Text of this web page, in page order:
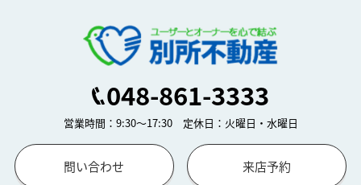
048-861-3333
営業時間：9:30～17:30 定休日：火曜日・水曜日
問い合わせ 来店予約